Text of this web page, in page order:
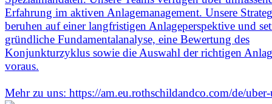
Erfahrung im aktiven Anlagemanagement. Unsere
beruhen auf einer langfristigen Anlageperspektive und
gründliche Fundamentalanalyse, eine Bewertung des
Konjunkturzyklus sowie die Auswahl der richtigen
voraus.
Mehr zu uns: https://am.eu.rothschildandco.com/de/